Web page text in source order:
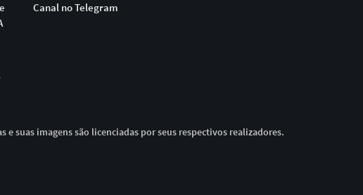
Canal no Telegram
e suas imagens são licenciadas por seus respectivos realizadores.